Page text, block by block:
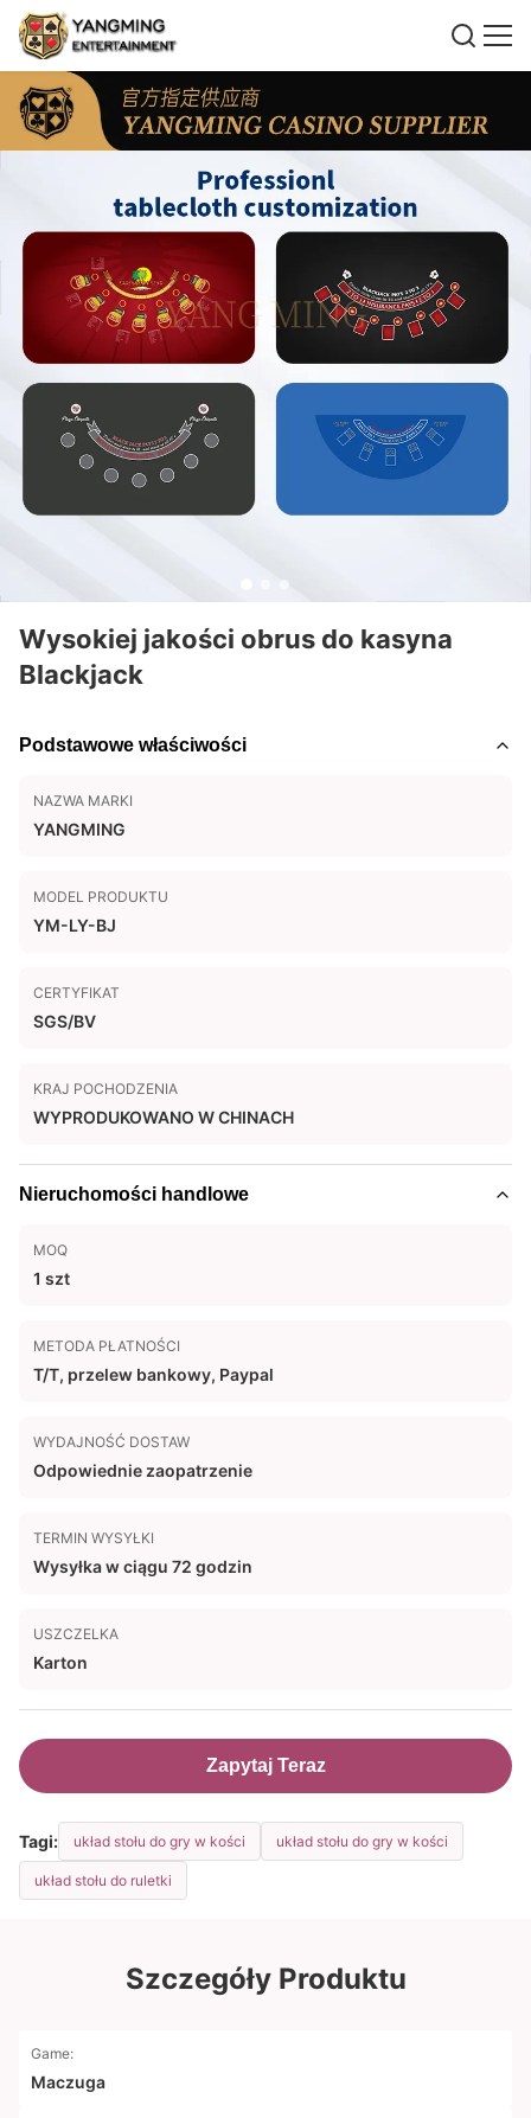
Wysokiej jakości obrus do kasyna
Blackjack
Podstawowe właściwości
NAZWA MARKI
YANGMING
MODEL PRODUKTU
YM-LY-BJ
CERTYFIKAT
SGS/BV
KRAJ POCHODZENIA
WYPRODUKOWANO W CHINACH
Nieruchomości handlowe
MOQ
1 szt
METODA PŁATNOŚCI
T/T, przelew bankowy, Paypal
WYDAJNOŚĆ DOSTAW
Odpowiednie zaopatrzenie
TERMIN WYSYŁKI
Wysyłka w ciągu 72 godzin
USZCZELKA
Karton
Zapytaj Teraz
Tagi: układ stołu do gry w kości układ stołu do gry w kości
układ stołu do ruletki
Szczegóły Produktu
Game:
Maczuga